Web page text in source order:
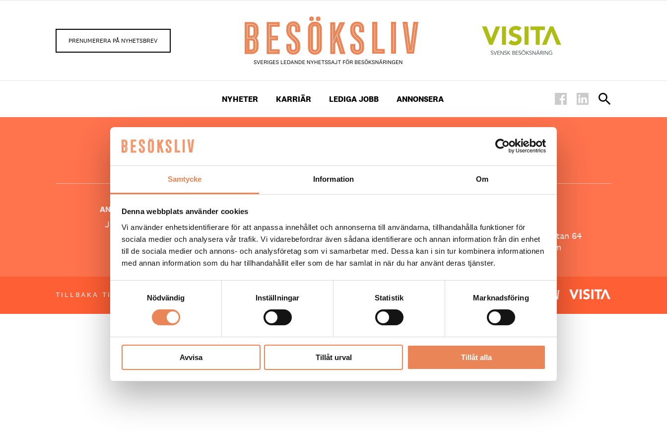
Samtycke Information Om
Denna webbplats använder cookies
Vi använder enhetsidentifierare för att anpassa innehållet och annonserna till användarna, tillhandahålla funktioner för
sociala medier och analysera vår trafik. Vi vidarebefordrar även sådana identifierare och annan information från din enhet
till de sociala medier och annons- och analysföretag som vi samarbetar med. Dessa kan i sin tur kombinera informationen
med annan information som du har tillhandahållit eller som de har samlat in när du har använt deras tjänster.
Nödvändig
Inställningar Statistik Marknadsföring
Avvisa Tillåt urval Tillåt alla
PRENUMERERA PÅ NYHETSBREV
NYHETER KARRIÄR LEDIGA JOBB ANNONSERA
Hos oss läser du landets mest uppdaterade nyheter och snackisar inom
besöksnäringen. Besöksliv i sin tryckta form är ett affärsmagasin för ägare
ANSVARIG UTGIVARE
Jonas Siljhammar
Allt material på besoksliv.se är skyddat
enligt lagen om upphovsrätt.
Besöksliv
Spoon, Brännkyrkagatan 64
118 23 Stockholm
TILLBAKA TILL TOPPEN OM BESÖKSLIV PRENUMERERA ANNONSERA